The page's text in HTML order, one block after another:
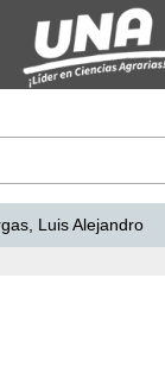
Luis Alejandro